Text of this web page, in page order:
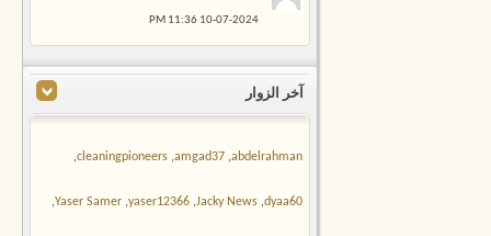
10-07-2024
11:36 PM
آخر الزوار
abdelrahman
,
amgad37
,
cleaningpioneers
,
dyaa60
,
Jacky News
,
yaser12366
,
Yaser Samer
,